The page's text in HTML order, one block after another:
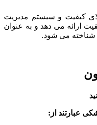
کیفیت و سیستم مدیریت
ارائه می دهد و به عنوان
شناخته می شود.
عبارتند از: